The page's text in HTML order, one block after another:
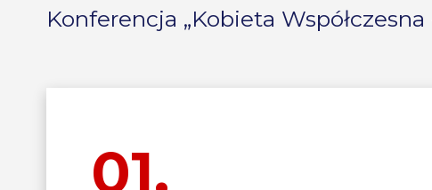
Konferencja „Kobieta
01.